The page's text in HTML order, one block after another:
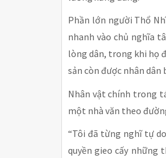
Phần lớn người Thổ
nhanh vào chủ nghĩa
lòng dân, trong khi họ
sản còn được nhân
Nhân vật chính trong
một nhà văn theo
“Tôi đã từng nghĩ tự
quyền gieo cấy những